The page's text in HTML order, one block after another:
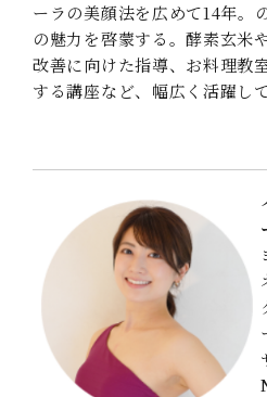
ーラの美顔法を広めて14年。
の魅力を啓蒙する。酵素玄米
改善に向けた指導、お料理教
する講座など、幅広く活躍して